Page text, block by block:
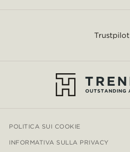
Trustpilot
POLITICA SUI COOKIE
INFORMATIVA SULLA PRIVACY